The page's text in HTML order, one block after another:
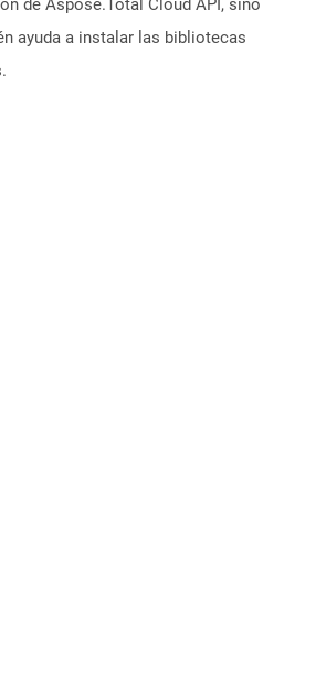
de Aspose.Total Cloud API, sino
ayuda a instalar las bibliotecas